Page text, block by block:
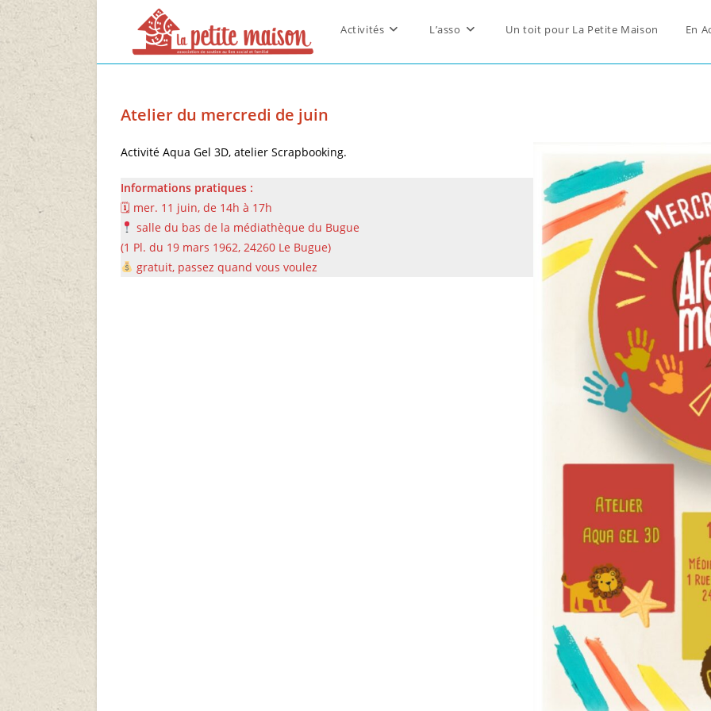
Skip
content
Activités L’asso Un toit pour La Petite Maison En
Atelier du mercredi de juin
Activité Aqua Gel 3D, atelier Scrapbooking.
Informations pratiques :
🗓 mer. 11 juin, de 14h à 17h
salle du bas de la médiathèque du Bugue
(1 Pl. du 19 mars 1962, 24260 Le Bugue)
gratuit, passez quand vous voulez